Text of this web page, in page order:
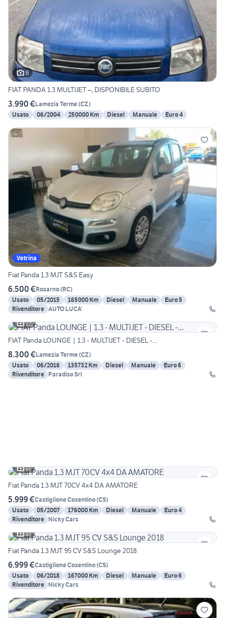
6
FIAT PANDA 1.3 MULTIJET –, DISPONIBILE SUBITO
3.990 €Lamezia Terme(CZ)
Usato
06/2004 250000 Km Diesel Manuale Euro 4
Vetrina
Fiat Panda 1.3 MJT S&S Easy
6.500 €Rosarno(RC)
Usato
05/2015 165000 Km Diesel Manuale
Euro 5
Rivenditore AUTO LUCA'
22
FIAT Panda LOUNGE | 1.3 - MULTIJET - DIESEL -...
8.300 €Lamezia Terme(CZ)
Usato
06/2016 135732 Km Diesel Manuale
Euro 6
Rivenditore Paradiso Srl
17
Fiat Panda 1.3 MJT 70CV 4x4 DA AMATORE
5.999 €Castiglione Cosentino(CS)
Usato
05/2007 176000 Km Diesel Manuale
Euro 4
Rivenditore Nicky Cars
17
Fiat Panda 1.3 MJT 95 CV S&S Lounge 2018
6.999 €Castiglione Cosentino(CS)
Usato
06/2018 167000 Km Diesel Manuale
Euro 6
Rivenditore Nicky Cars